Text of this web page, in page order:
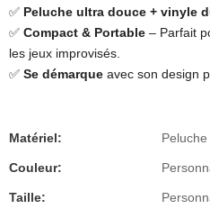
✅ ​ Peluche ultra douce + vinyle
✅ ​ Compact & Portable – Parfait
les jeux improvisés.
✅ ​ Se démarque avec son design
Matériel: Peluche
Couleur:
Taille: